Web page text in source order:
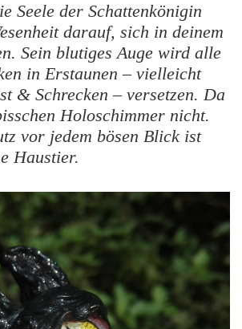
Seele der Schattenkönigin
darauf, sich in deinem
Sein blutiges Auge wird alle
in Erstaunen – vielleicht
& Schrecken – versetzen. Da
Holoschimmer nicht.
vor jedem bösen Blick ist
Haustier.